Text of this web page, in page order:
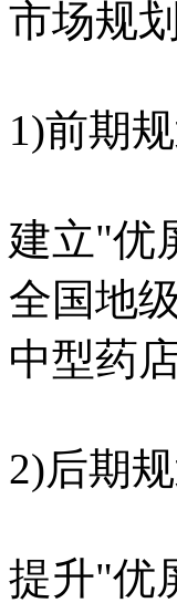
市场规划
1)前期规
建立"优
全国地
中型药
2)后期规
提升"优